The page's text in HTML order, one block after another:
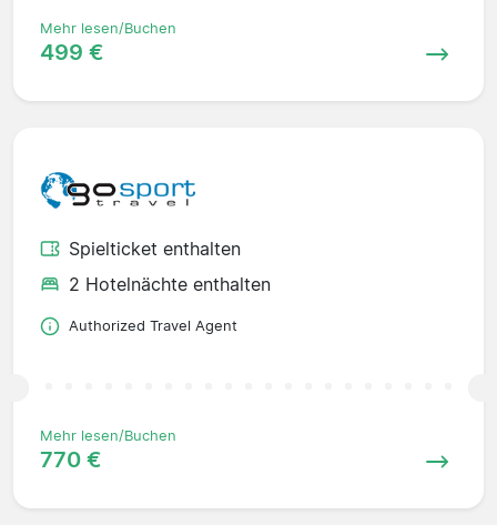
Mehr lesen/Buchen
499 €
Spielticket enthalten
2 Hotelnächte enthalten
Authorized Travel Agent
Mehr lesen/Buchen
770 €